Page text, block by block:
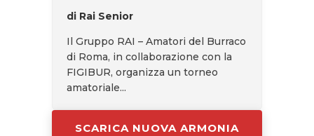
di Rai Senior
Il Gruppo RAI – Amatori del Burraco
di Roma, in collaborazione con la
FIGIBUR, organizza un torneo
amatoriale...
SCARICA NUOVA ARMONIA